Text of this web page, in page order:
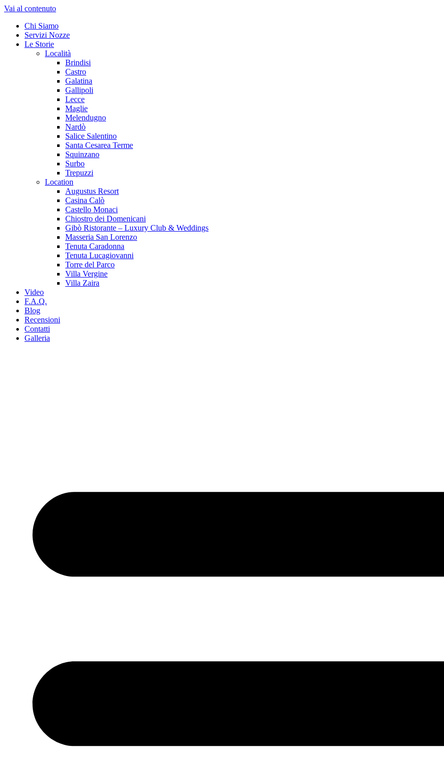
Vai al contenuto
Chi Siamo
Servizi Nozze
Le Storie
Località
Brindisi
Castro
Galatina
Gallipoli
Lecce
Maglie
Melendugno
Nardò
Salice Salentino
Santa Cesarea Terme
Squinzano
Surbo
Trepuzzi
Location
Augustus Resort
Casina Calò
Castello Monaci
Chiostro dei Domenicani
Gibò Ristorante – Luxury Club & Weddings
Masseria San Lorenzo
Tenuta Caradonna
Tenuta Lucagiovanni
Torre del Parco
Villa Vergine
Villa Zaira
Video
F.A.Q.
Blog
Recensioni
Contatti
Galleria